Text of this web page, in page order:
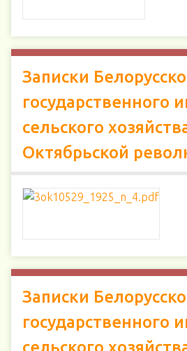
Записки
государственного
сельского
Октябрьской
Записки
государственного
сельского